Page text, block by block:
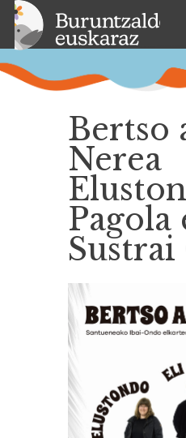
Bertso
Nerea
Pagola